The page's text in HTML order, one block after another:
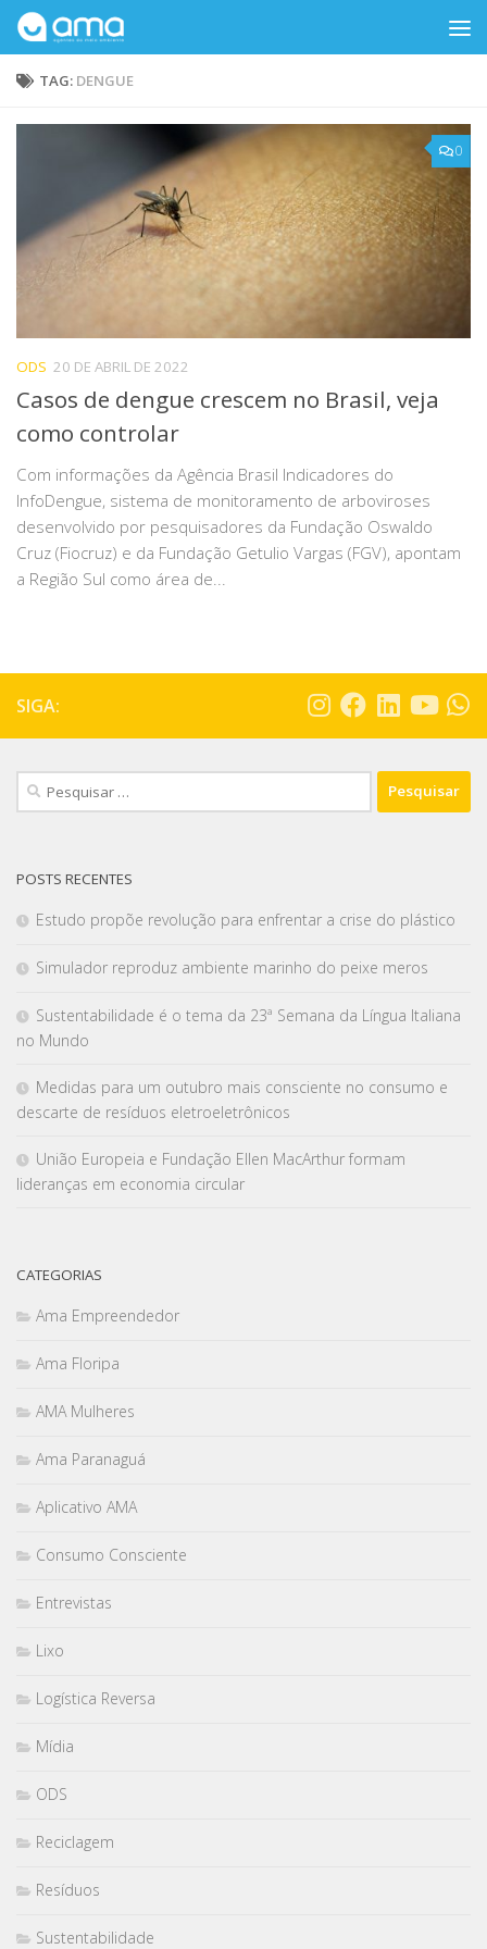
Skip to content
TAG: DENGUE
0
ODS 20 DE ABRIL DE 2022
Casos de dengue crescem no Brasil, veja
como controlar
Com informações da Agência Brasil Indicadores do
InfoDengue, sistema de monitoramento de arboviroses
desenvolvido por pesquisadores da Fundação Oswaldo
Cruz (Fiocruz) e da Fundação Getulio Vargas (FGV), apontam
a Região Sul como área de...
SIGA:
POSTS RECENTES
Estudo propõe revolução para enfrentar a crise do plástico
Simulador reproduz ambiente marinho do peixe meros
Sustentabilidade é o tema da 23ª Semana da Língua Italiana
no Mundo
Medidas para um outubro mais consciente no consumo e
descarte de resíduos eletroeletrônicos
União Europeia e Fundação Ellen MacArthur formam
lideranças em economia circular
CATEGORIAS
Ama Empreendedor
Ama Floripa
AMA Mulheres
Ama Paranaguá
Aplicativo AMA
Consumo Consciente
Entrevistas
Lixo
Logística Reversa
Mídia
ODS
Reciclagem
Resíduos
Sustentabilidade